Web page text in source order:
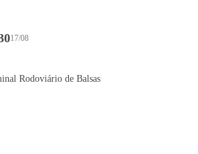
17/08
Rodoviário de Balsas